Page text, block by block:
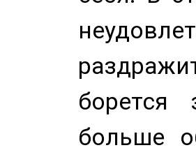
больше